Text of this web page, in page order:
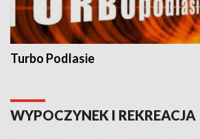
Turbo Podlasie
WYPOCZYNEK I REKREACJA